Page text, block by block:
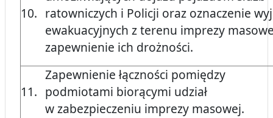
10. ratowniczych i Policji oraz oznaczenie
ewakuacyjnych z terenu imprezy
zapewnienie ich drożności.
11.
Zapewnienie łączności pomiędzy
podmiotami biorącymi udział
w zabezpieczeniu imprezy masowej.